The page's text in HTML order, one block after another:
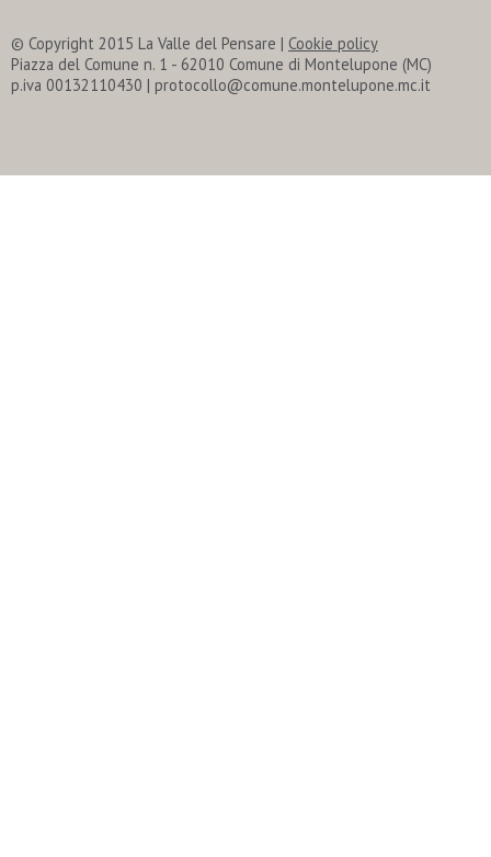
© Copyright 2015 La Valle del Pensare | Cookie policy
Piazza del Comune n. 1 - 62010 Comune di Montelupone (MC)
p.iva 00132110430 | protocollo@comune.montelupone.mc.it